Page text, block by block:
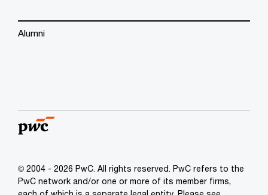
Alumni
© 2004 - 2026 PwC. All rights reserved. PwC refers to the
PwC network and/or one or more of its member firms,